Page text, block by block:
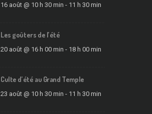
16 août @ 10 h 30 min - 11 h 30 min
Les goûters de l’été
20 août @ 16 h 00 min - 18 h 00 min
Culte d’été au Grand Temple
23 août @ 10 h 30 min - 11 h 30 min